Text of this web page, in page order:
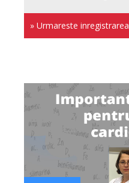
» Urmareste inregistrarea